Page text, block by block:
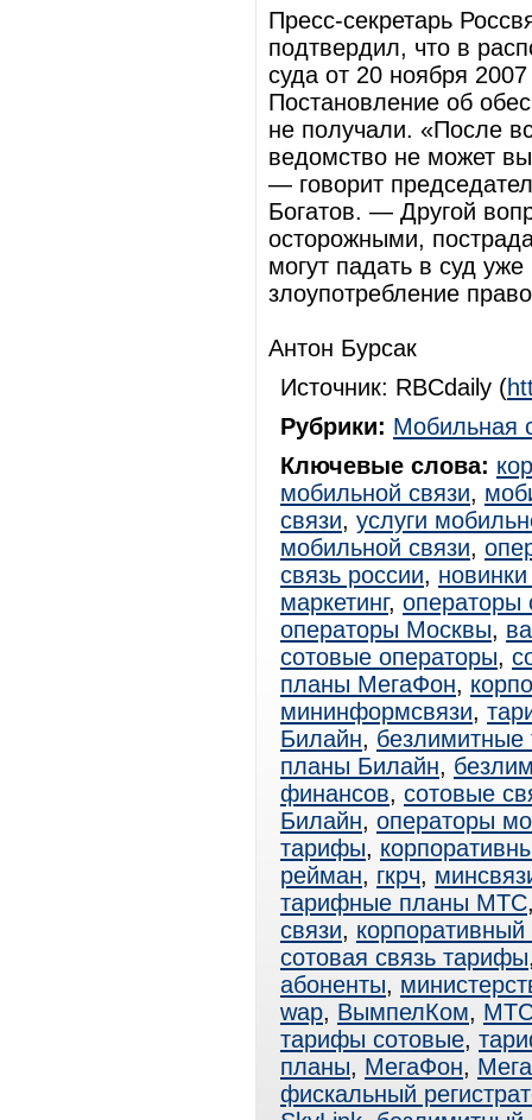
Пресс-секретарь
подтвердил, что в
суда от 20 ноября
Постановление об
не получали. «После
ведомство не может
— говорит
Богатов. — Другой
осторожными,
могут падать в суд
злоупотребление
Антон Бурсак
Источник: RBCdaily (
Рубрики: Мобильная
Ключевые слова:
мобильной связи,
связи, услуги
мобильной связи,
связь россии,
маркетинг, операторы
операторы Москвы,
сотовые операторы,
планы МегаФон,
мининформсвязи,
Билайн,
планы Билайн,
финансов, сотовые
Билайн, операторы
тарифы,
рейман, гкрч,
тарифные планы МТС
связи,
сотовая связь тарифы
абоненты,
wap, ВымпелКом,
тарифы сотовые,
планы, МегаФон,
фискальный